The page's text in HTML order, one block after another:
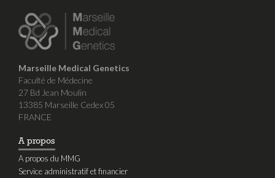
Marseille Medical Genetics
Faculté de Médecine
27 Bd Jean Moulin
13385 Marseille Cedex 05
FRANCE
A propos
A propos du MMG
Service administratif et financier